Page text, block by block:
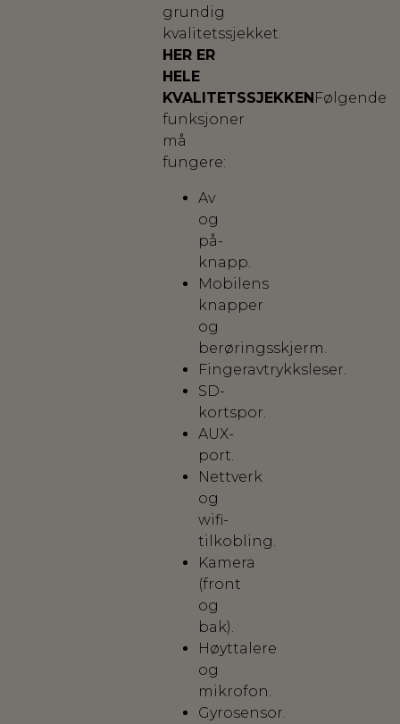
grundig
kvalitetssjekket.
HER ER
HELE
KVALITETSSJEKKENFølgende
funksjoner
må
fungere:
Av
og
på-
knapp.
Mobilens
knapper
og
berøringsskjerm.
Fingeravtrykksleser.
SD-
kortspor.
AUX-
port.
Nettverk
og
wifi-
tilkobling.
Kamera
(front
og
bak).
Høyttalere
og
mikrofon.
Gyrosensor.